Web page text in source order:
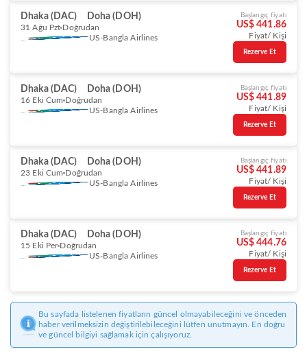
Dhaka (DAC) Doha (DOH)
31 Ağu Pzt Doğrudan
US-Bangla Airlines
Başlangıç fiyatı
US$ 441.86
Fiyat/ Kişi
Rezerve Et
Dhaka (DAC) Doha (DOH)
16 Eki Cum Doğrudan
US-Bangla Airlines
Başlangıç fiyatı
US$ 441.89
Fiyat/ Kişi
Rezerve Et
Dhaka (DAC) Doha (DOH)
23 Eki Cum Doğrudan
US-Bangla Airlines
Başlangıç fiyatı
US$ 441.89
Fiyat/ Kişi
Rezerve Et
Dhaka (DAC) Doha (DOH)
15 Eki Per Doğrudan
US-Bangla Airlines
Başlangıç fiyatı
US$ 444.76
Fiyat/ Kişi
Rezerve Et
Bu sayfada listelenen fiyatların güncel olmayabileceğini ve önceden
haber verilmeksizin değiştirilebileceğini lütfen unutmayın. En doğru
ve güncel bilgiyi sağlamak için çalışıyoruz.